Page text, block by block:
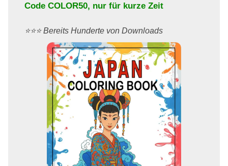
Code COLOR50, nur für kurze Zeit
⭐️⭐️⭐️ Bereits Hunderte von Downloads